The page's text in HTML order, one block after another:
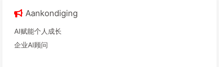
Aankondiging
AI赋能个人成长
企业AI顾问